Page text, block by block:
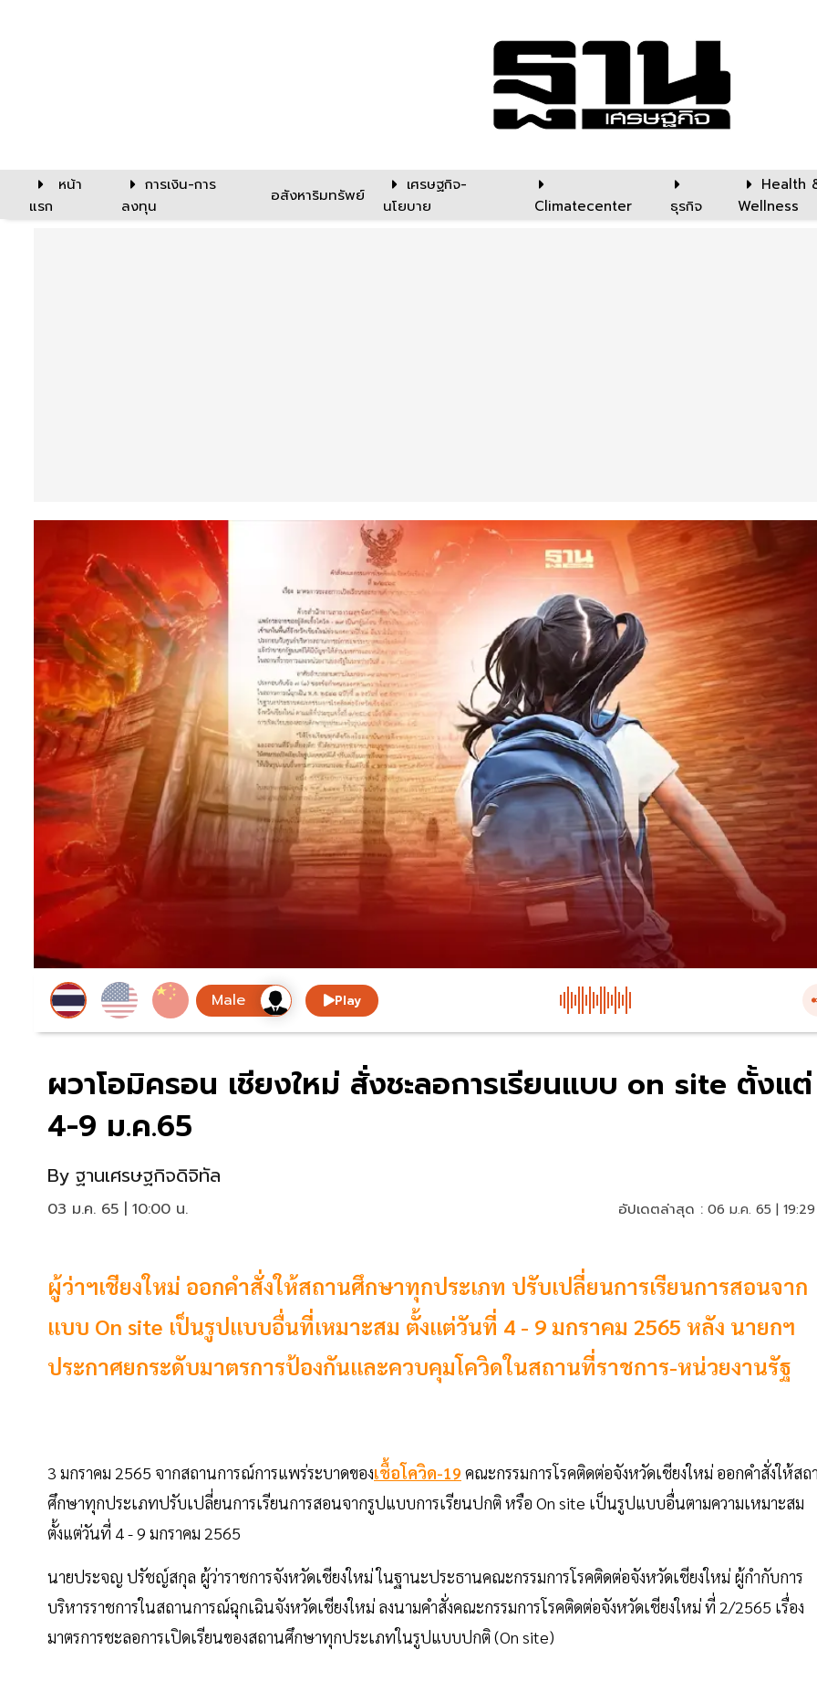
หน้า
แรก
การเงิน-การ
ลงทุน
อสังหาริมทรัพย์
เศรษฐกิจ-
นโยบาย
Climatecenter ธุรกิจ
Health
Wellness
Play
ผวาโอมิครอน เชียงใหม่ สั่งชะลอการเรียนแบบ on site ตั้งแต่
4-9 ม.ค.65
By ฐานเศรษฐกิจดิจิทัล
03 ม.ค. 65 | 10:00 น. อัปเดตล่าสุด : 06 ม.ค. 65 |
ผู้ว่าฯเชียงใหม่ ออกคำสั่งให้สถานศึกษาทุกประเภท ปรับเปลี่ยนการเรียนการสอนจาก
แบบ On site เป็นรูปแบบอื่นที่เหมาะสม ตั้งแต่วันที่ 4 - 9 มกราคม 2565 หลัง นายกฯ
ประกาศยกระดับมาตรการป้องกันและควบคุมโควิดในสถานที่ราชการ-หน่วยงานรัฐ
3 มกราคม 2565 จากสถานการณ์การแพร่ระบาดของเชื้อโควิด-19 คณะกรรมการโรคติดต่อจังหวัดเชียงใหม่ ออกคำสั่งให้สถ
ศึกษาทุกประเภทปรับเปลี่ยนการเรียนการสอนจากรูปแบบการเรียนปกติ หรือ On site เป็นรูปแบบอื่นตามความเหมาะสม
ตั้งแต่วันที่ 4 - 9 มกราคม 2565
นายประจญ ปรัชญ์สกุล ผู้ว่าราชการจังหวัดเชียงใหม่ ในฐานะประธานคณะกรรมการโรคติดต่อจังหวัดเชียงใหม่ ผู้กำกับการ
บริหารราชการในสถานการณ์ฉุกเฉินจังหวัดเชียงใหม่ ลงนามคำสั่งคณะกรรมการโรคติดต่อจังหวัดเชียงใหม่ ที่ 2/2565 เรื่อง
มาตรการชะลอการเปิดเรียนของสถานศึกษาทุกประเภทในรูปแบบปกติ (On site)